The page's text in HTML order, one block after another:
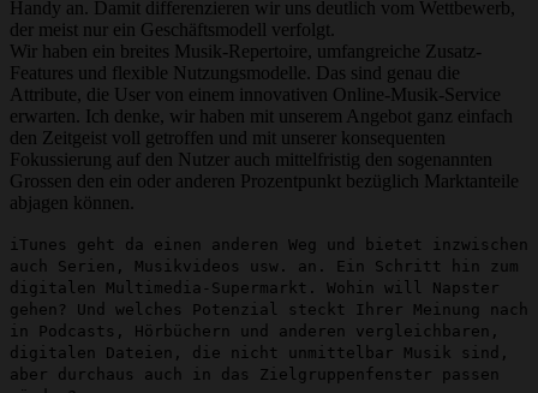
Handy an. Damit differenzieren wir uns deutlich vom Wettbewerb,
der meist nur ein Geschäftsmodell verfolgt.
Wir haben ein breites Musik-Repertoire, umfangreiche Zusatz-
Features und flexible Nutzungsmodelle. Das sind genau die
Attribute, die User von einem innovativen Online-Musik-Service
erwarten. Ich denke, wir haben mit unserem Angebot ganz einfach
den Zeitgeist voll getroffen und mit unserer konsequenten
Fokussierung auf den Nutzer auch mittelfristig den sogenannten
Grossen den ein oder anderen Prozentpunkt bezüglich Marktanteile
abjagen können.
iTunes geht da einen anderen Weg und bietet inzwischen
auch Serien, Musikvideos usw. an. Ein Schritt hin zum
digitalen Multimedia-Supermarkt. Wohin will Napster
gehen? Und welches Potenzial steckt Ihrer Meinung nach
in Podcasts, Hörbüchern und anderen vergleichbaren,
digitalen Dateien, die nicht unmittelbar Musik sind,
aber durchaus auch in das Zielgruppenfenster passen